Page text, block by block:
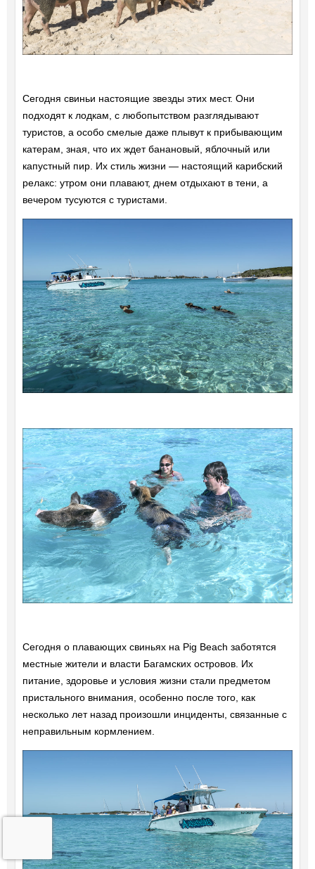
Сегодня свиньи настоящие звезды этих мест. Они
подходят к лодкам, с любопытством разглядывают
туристов, а особо смелые даже плывут к прибывающим
катерам, зная, что их ждет банановый, яблочный или
капустный пир. Их стиль жизни — настоящий карибский
релакс: утром они плавают, днем отдыхают в тени, а
вечером тусуются с туристами.
Сегодня о плавающих свиньях на Pig Beach заботятся
местные жители и власти Багамских островов. Их
питание, здоровье и условия жизни стали предметом
пристального внимания, особенно после того, как
несколько лет назад произошли инциденты, связанные с
неправильным кормлением.